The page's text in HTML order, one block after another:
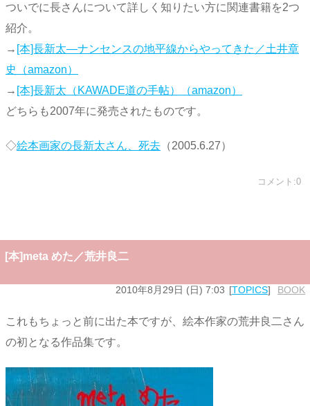
ついでに長さんについて詳しく知りたい方に関連書籍を2つ
紹介。
→ [本]長新太―ナンセンスの地平線からやってきた／土井章
史（amazon）
→ [本]長新太（KAWADE道の手帖）（amazon）
どちらも2007年に発売されたものです。
◇絵本画家の長新太さん、死去 （2005.6.27）
コメント:0
[本]meta めた／荒井良二
2010年8月29日 (日) 7:03 TOPICS BOOK
これもちょっと前に出た本ですが、絵本作家の荒井良二さん
の初となる作品集です。